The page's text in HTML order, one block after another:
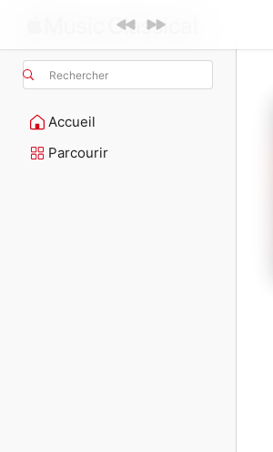
Rechercher
Accueil
Parcourir